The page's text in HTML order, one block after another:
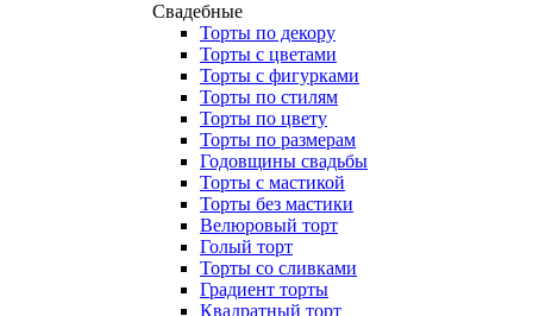
Свадебные
Торты по декору
Торты с цветами
Торты с фигурками
Торты по стилям
Торты по цвету
Торты по размерам
Годовщины свадьбы
Торты с мастикой
Торты без мастики
Велюровый торт
Голый торт
Торты со сливками
Градиент торты
Квадратный торт